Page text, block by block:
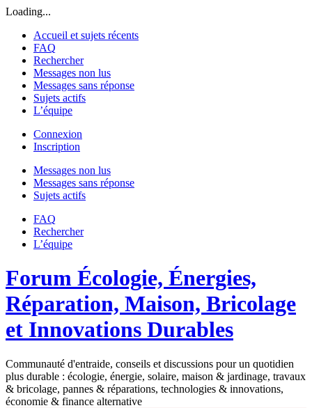
Loading...
Accueil et sujets récents
FAQ
Rechercher
Messages non lus
Messages sans réponse
Sujets actifs
L’équipe
Connexion
Inscription
Messages non lus
Messages sans réponse
Sujets actifs
FAQ
Rechercher
L’équipe
Forum Écologie, Énergies,
Réparation, Maison, Bricolage
et Innovations Durables
Communauté d'entraide, conseils et discussions pour un quotidien
plus durable : écologie, énergie, solaire, maison & jardinage, travaux
& bricolage, pannes & réparations, technologies & innovations,
économie & finance alternative